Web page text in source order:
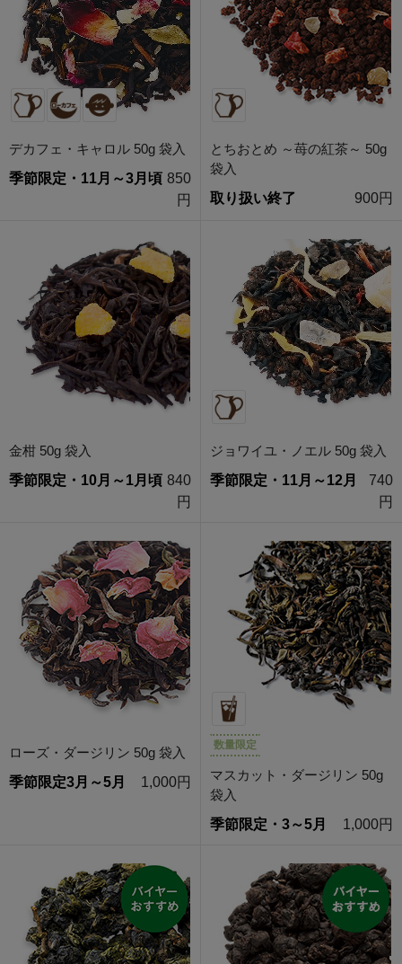
デカフェ・キャロル 50g 袋入
季節限定・11月～3月頃 850
円
とちおとめ ～苺の紅茶～ 50g
袋入
取り扱い終了
900円
金柑 50g 袋入
季節限定・10月～1月頃 840
円
ジョワイユ・ノエル 50g 袋入
季節限定・11月～12月
740
円
ローズ・ダージリン 50g 袋入
季節限定3月～5月
1,000円
数量限定
マスカット・ダージリン 50g
袋入
季節限定・3～5月
1,000円